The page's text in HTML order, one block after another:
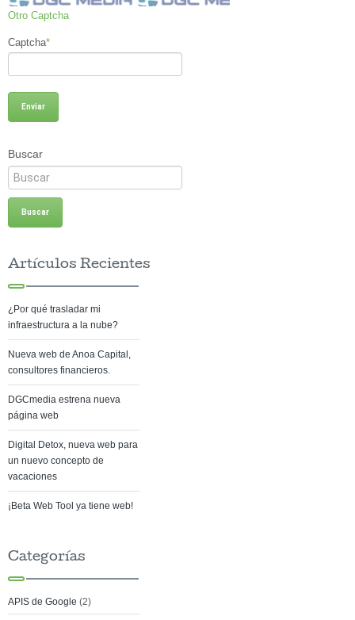
Otro Captcha
Captcha*
Buscar
Artículos Recientes
¿Por qué trasladar mi
infraestructura a la nube?
Nueva web de Anoa Capital,
consultores financieros.
DGCmedia estrena nueva
página web
Digital Detox, nueva web para
un nuevo concepto de
vacaciones
¡Beta Web Tool ya tiene web!
Categorías
APIS de Google (2)